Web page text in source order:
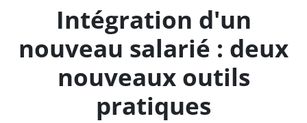
Intégration d'un
nouveau salarié : deux
nouveaux outils
pratiques